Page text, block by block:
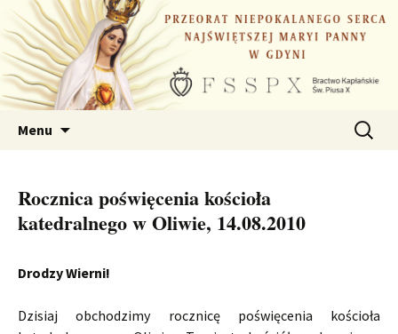
Przejdź
do
treści
Menu Szukaj:
Rocznica poświęcenia kościoła
katedralnego w Oliwie, 14.08.2010
Drodzy Wierni!
Dzisiaj obchodzimy rocznicę poświęcenia kościoła